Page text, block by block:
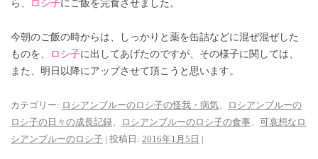
ら、
ロシ子にご飯を完食させました。
今朝のご飯の時からは、しっかりと薬を缶詰などに混ぜ混ぜした
ものを、
ロシ子に出してあげたのですが、その様子に関しては、
また、明日以降にアップさせて頂こうと思います。
カテゴリー: ロシアンブルーのロシ子の怪我・病気
ロシアンブルーの
ロシ子の日々の成長記録
ロシアンブルーのロシ子の食事
可哀想なロ
シアンブルーのロシ子 | 投稿日: 2016年1月5日 |